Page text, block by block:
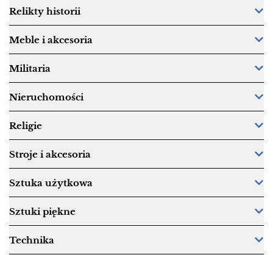
Relikty historii
Meble i akcesoria
Militaria
Nieruchomości
Religie
Stroje i akcesoria
Sztuka użytkowa
Sztuki piękne
Technika